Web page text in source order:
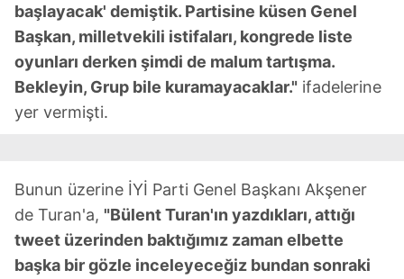
başlayacak' demiştik. Partisine küsen Genel
Başkan, milletvekili istifaları, kongrede liste
oyunları derken şimdi de malum tartışma.
Bekleyin, Grup bile kuramayacaklar." ifadelerine
yer vermişti.
Bunun üzerine İYİ Parti Genel Başkanı Akşener
de Turan'a, "Bülent Turan'ın yazdıkları, attığı
tweet üzerinden baktığımız zaman elbette
başka bir gözle inceleyeceğiz bundan sonraki